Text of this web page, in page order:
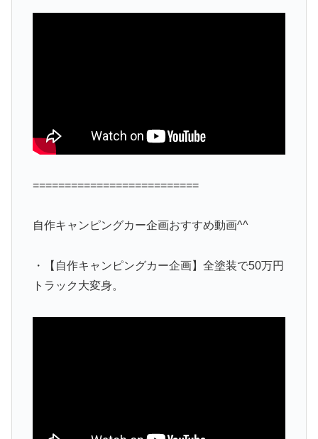
==========================
自作キャンピングカー企画おすすめ動画^^
・【自作キャンピングカー企画】全塗装で50万円
トラック大変身。